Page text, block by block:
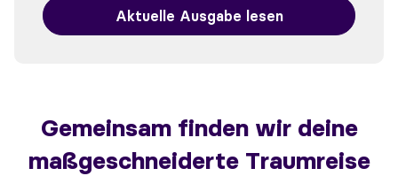
Aktuelle Ausgabe lesen
Gemeinsam finden wir deine
maßgeschneiderte Traumreise